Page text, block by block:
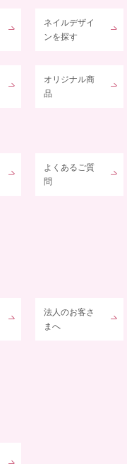
ネイルデザイ
ンを探す
オリジナル商
品
よくあるご質
問
法人のお客さ
まへ